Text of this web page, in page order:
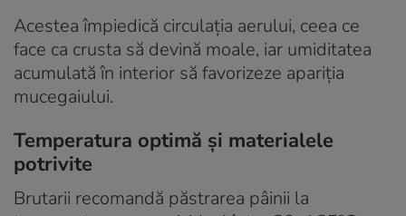
Acestea împiedică circulația aerului, ceea ce
face ca crusta să devină moale, iar umiditatea
acumulată în interior să favorizeze apariția
mucegaiului.
Temperatura optimă și materialele
potrivite
Brutarii recomandă păstrarea pâinii la